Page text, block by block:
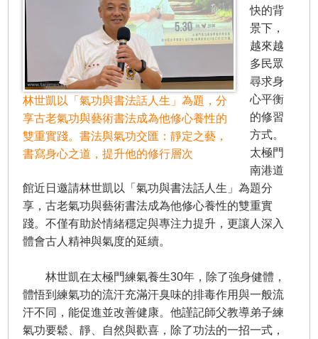
林世凱以「氣功與書法話人生」為題，分
享古老氣功與藝術書法成為他修心養性的
雙重實踐。書法與氣功交匯：靜定之藝，
書寫身心之道，提升他的修行層次
快的背
景下，
越來越
多民眾
尋求身
心平衡
的修習
方式。
太極門
南港道
館近日邀請林世凱以「氣功與書法話人生」為題分
享，古老氣功與藝術書法成為他修心養性的雙重實
踐。不僅有助於情緒穩定與專注力提升，更讓人深入
體會古人精神與氣度的延續。
林世凱在太極門練氣養生30年，除了強身健體，
體悟到練氣功的流汗充滿汗臭味的排毒作用與一般流
汗不同，能促進並改善健康。他謹記師父教導弟子練
氣功要鬆、靜、自然與歡喜，除了功法的一招一式，